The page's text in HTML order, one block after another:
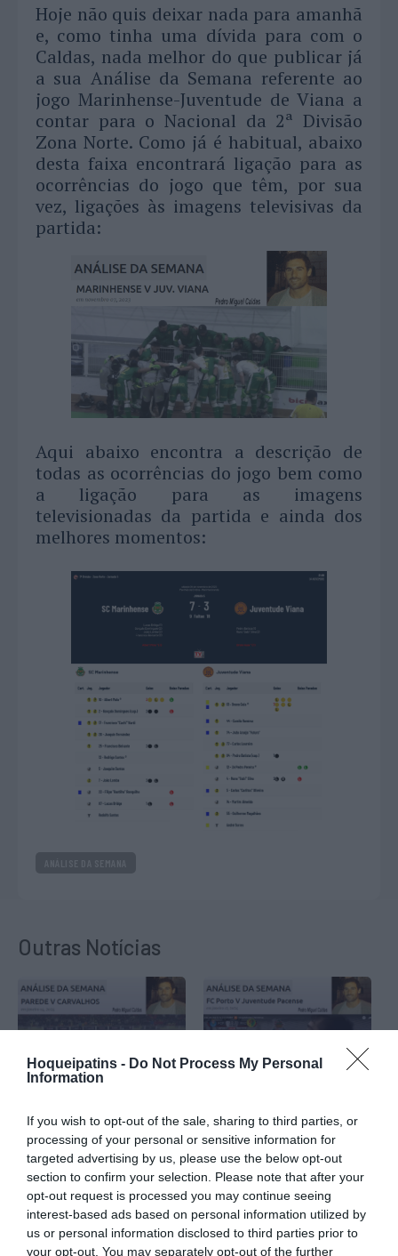
Hoqueipatins - Do Not Process My Personal
Information
If you wish to opt-out of the sale, sharing to third parties, or
processing of your personal or sensitive information for
targeted advertising by us, please use the below opt-out
section to confirm your selection. Please note that after your
opt-out request is processed you may continue seeing
interest-based ads based on personal information utilized by
us or personal information disclosed to third parties prior to
your opt-out. You may separately opt-out of the further
Hoje não quis deixar nada para amanhã
e, como tinha uma dívida para com o
Caldas, nada melhor do que publicar já
a sua Análise da Semana referente ao
jogo Marinhense-Juventude de Viana a
contar para o Nacional da 2ª Divisão
Zona Norte. Como já é habitual, abaixo
desta faixa encontrará ligação para as
ocorrências do jogo que têm, por sua
vez, ligações às imagens televisivas da
partida:
Aqui abaixo encontra a descrição de
todas as ocorrências do jogo bem como
a ligação para as imagens
televisionadas da partida e ainda dos
melhores momentos:
Outras Notícias
Parede-Carvalhos, Taça
de Portugal…
VER MAIS
Porto-Pacense,
Campeonato Placard…
VER MAIS